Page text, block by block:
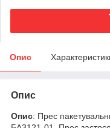
Опис
Опис
Опис: Прес